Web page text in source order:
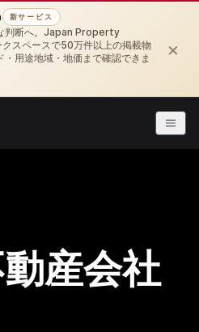
新サービス
判断へ。Japan Property
スペースで50万件以上の掲載物
用途地域・地価まで確認できま
×
産会社